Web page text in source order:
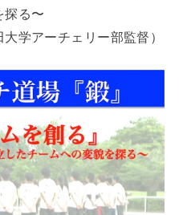
探る〜
学アーチェリー部監督）